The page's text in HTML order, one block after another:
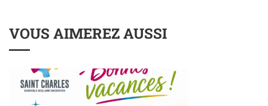
VOUS AIMEREZ AUSSI